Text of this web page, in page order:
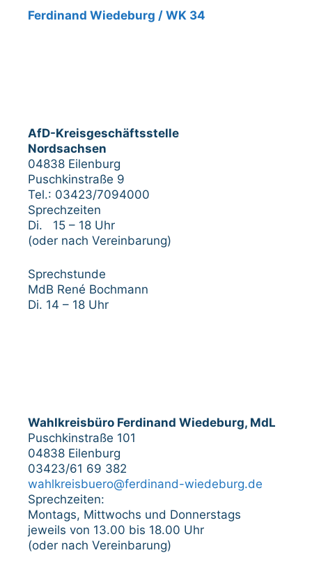
Ferdinand Wiedeburg / WK 34
AfD-Kreisgeschäftsstelle
Nordsachsen
04838 Eilenburg
Puschkinstraße 9
Tel.: 03423/7094000
Sprechzeiten
Di. 15 – 18 Uhr
(oder nach Vereinbarung)
Sprechstunde
MdB René Bochmann
Di. 14 – 18 Uhr
Wahlkreisbüro Ferdinand Wiedeburg, MdL
Puschkinstraße 101
04838 Eilenburg
03423/61 69 382
wahlkreisbuero@ferdinand-wiedeburg.de
Sprechzeiten:
Montags, Mittwochs und Donnerstags
jeweils von 13.00 bis 18.00 Uhr
(oder nach Vereinbarung)